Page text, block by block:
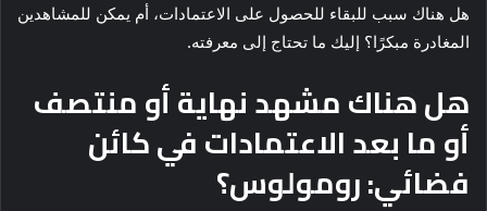
هل هناك سبب للبقاء للحصول على الاعتمادات، أم يمكن للمشاهدين
المغادرة مبكرًا؟ إليك ما تحتاج إلى معرفته.
هل هناك مشهد نهاية أو منتصف
أو ما بعد الاعتمادات في كائن
فضائي: رومولوس؟